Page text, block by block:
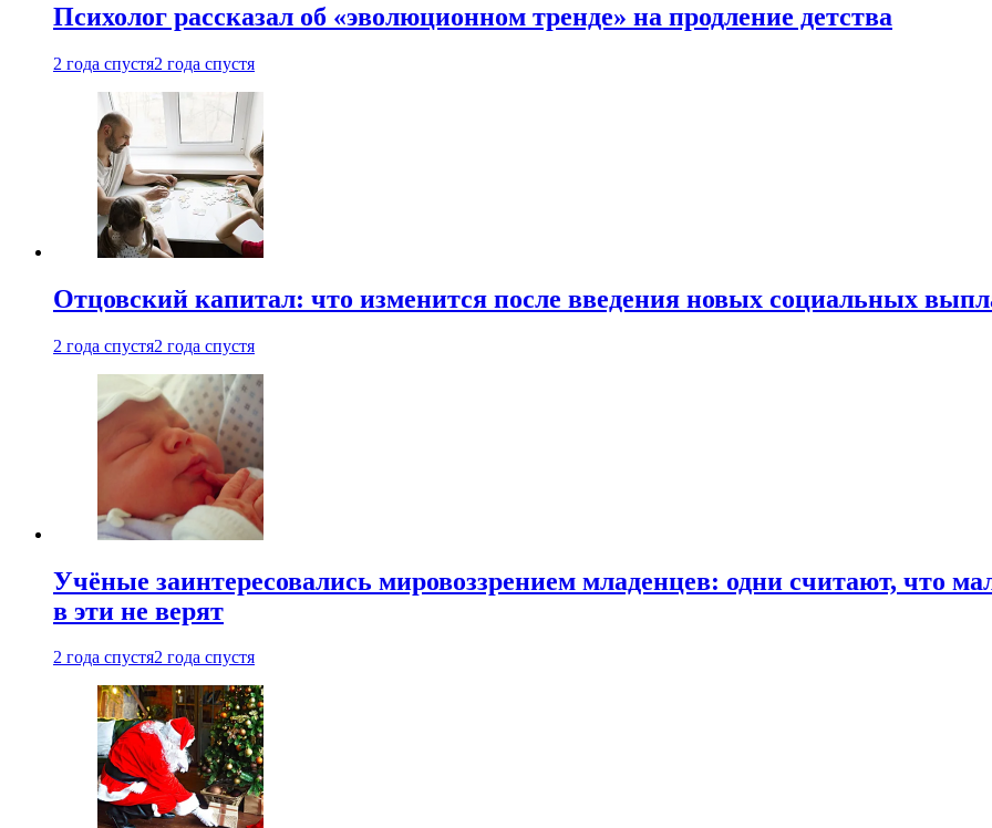
Психолог рассказал об «эволюционном тренде» на продление детства
2 года спустя2 года спустя
Отцовский капитал: что изменится после введения новых социальных
2 года спустя2 года спустя
Учёные заинтересовались мировоззрением младенцев: одни считают, что
в эти не верят
2 года спустя2 года спустя